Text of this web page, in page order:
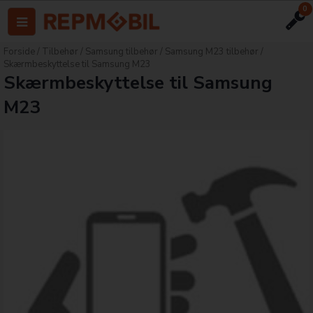
0
Forside Tilbehør Samsung tilbehør Samsung M23 tilbehør
Skærmbeskyttelse til Samsung M23
Skærmbeskyttelse til Samsung
M23